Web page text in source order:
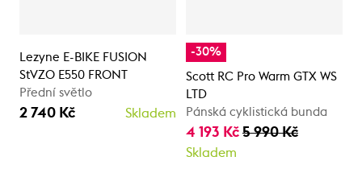
Lezyne E-BIKE FUSION
StVZO E550 FRONT
Přední světlo
2 740 Kč Skladem
-30%
Scott RC Pro Warm GTX WS
LTD
Pánská cyklistická bunda
4 193 Kč 5 990 Kč
Skladem